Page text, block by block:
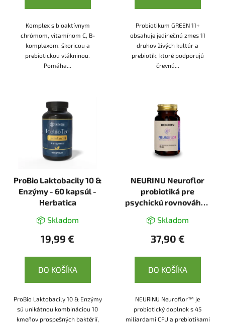
Komplex s bioaktívnym
chrómom, vitamínom C, B-
komplexom, škoricou a
prebiotickou vlákninou.
Pomáha...
Probiotikum GREEN 11+
obsahuje jedinečnú zmes 11
druhov živých kultúr a
prebiotík, ktoré podporujú
črevnú...
ProBio Laktobacily 10 &
Enzýmy - 60 kapsúl -
Herbatica
📦 Skladom
19,99 €
DO KOŠÍKA
ProBio Laktobacily 10 & Enzýmy
sú unikátnou kombináciou 10
kmeňov prospešných baktérií,
NEURINU Neuroflor
probiotiká pre
psychickú rovnováhu -
📦 Skladom
37,90 €
DO KOŠÍKA
NEURINU Neuroflor™ je
probiotický doplnok s 45
miliardami CFU a prebiotikami